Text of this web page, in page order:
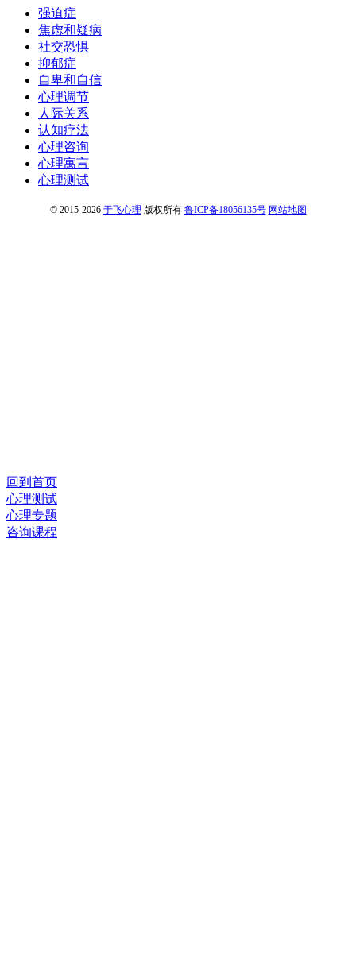
强迫症
焦虑和疑病
社交恐惧
抑郁症
自卑和自信
心理调节
人际关系
认知疗法
心理咨询
心理寓言
心理测试
© 2015-2026 于飞心理 版权所有 鲁ICP备18056135号 网站地图
回到首页
心理测试
心理专题
咨询课程